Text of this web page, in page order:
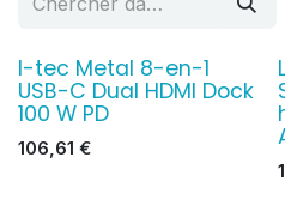
I-tec Metal 8-en-1
USB-C Dual HDMI Dock
100 W PD
106,61 €